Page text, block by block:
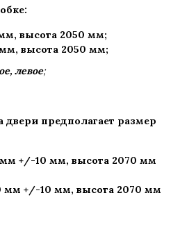
, высота 2050 мм;
высота 2050 мм;
левое;
двери предполагает размер
+/-10 мм, высота 2070 мм
мм +/-10 мм, высота 2070 мм